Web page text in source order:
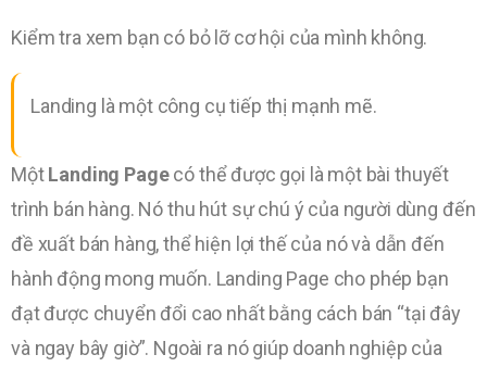
Kiểm tra xem bạn có bỏ lỡ cơ hội của mình không.
Landing là một công cụ tiếp thị mạnh mẽ.
MộtLanding Pagecó thể được gọi là một bài thuyết
trình bán hàng. Nó thu hút sự chú ý của người dùng đến
đề xuất bán hàng, thể hiện lợi thế của nó và dẫn đến
hành động mong muốn. Landing Page cho phép bạn
đạt được chuyển đổi cao nhất bằng cách bán “tại đây
và ngay bây giờ”. Ngoài ra nó giúp doanh nghiệp của